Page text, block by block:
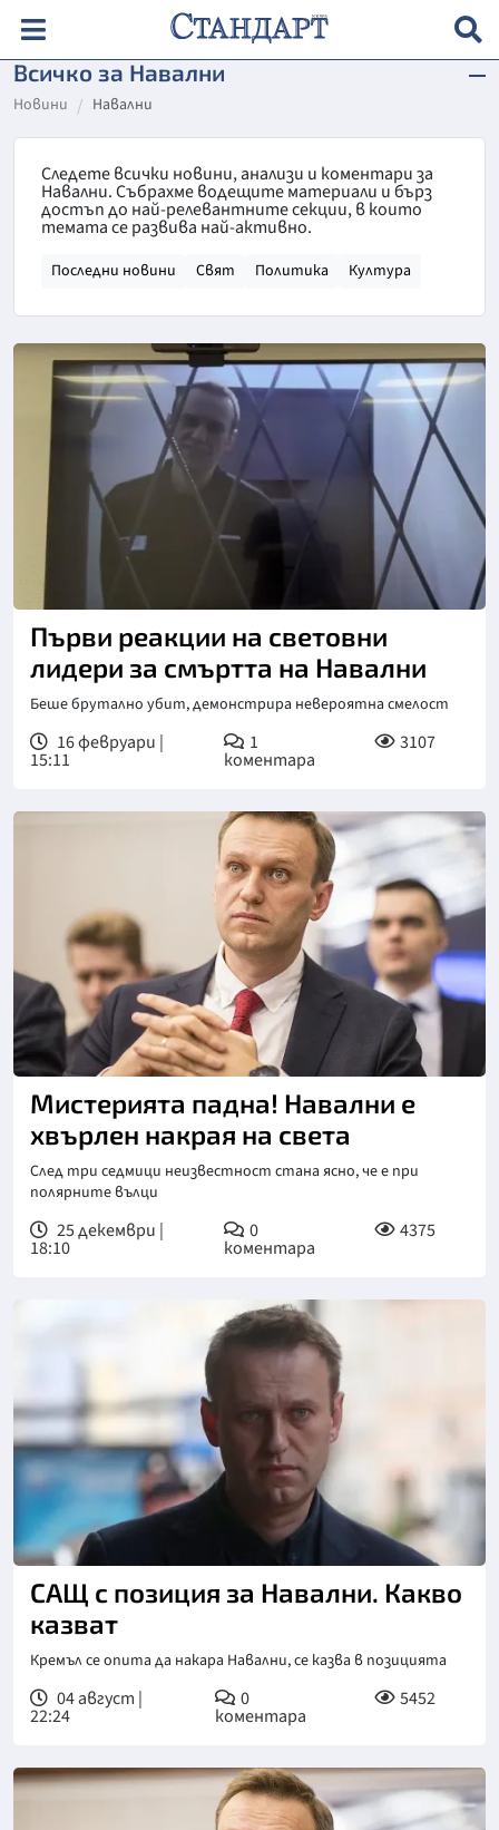
Всичко за Навални
Новини Навални
Следете всички новини, анализи и коментари за
Навални. Събрахме водещите материали и бърз
достъп до най-релевантните секции, в които
темата се развива най-активно.
Последни новини Свят Политика Култура
Първи реакции на световни
лидери за смъртта на Навални
Беше брутално убит, демонстрира невероятна смелост
16 февруари |
15:11
1
коментара
3107
Мистерията падна! Навални е
хвърлен накрая на света
След три седмици неизвестност стана ясно, че е при
полярните вълци
25 декември |
18:10
0
коментара
4375
САЩ с позиция за Навални. Какво
казват
Кремъл се опита да накара Навални, се казва в позицията
04 август |
22:24
0
коментара
5452